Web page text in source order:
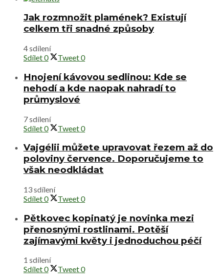
Jak rozmnožit plamének? Existují
celkem tři snadné způsoby
4 sdílení
Sdílet0 Tweet0
Hnojení kávovou sedlinou: Kde se
nehodí a kde naopak nahradí to
průmyslové
7 sdílení
Sdílet0 Tweet0
Vajgélii můžete upravovat řezem až do
poloviny července. Doporučujeme to
však neodkládat
13 sdílení
Sdílet0 Tweet0
Pětkovec kopinatý je novinka mezi
přenosnými rostlinami. Potěší
zajímavými květy i jednoduchou péčí
1 sdílení
Sdílet0 Tweet0